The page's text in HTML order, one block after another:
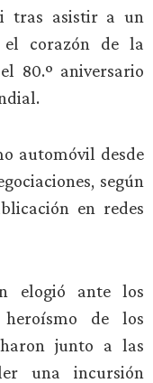
tras asistir a un
corazón de la
80.º aniversario
automóvil desde
según
en redes
elogió ante los
de los
junto a las
una incursión